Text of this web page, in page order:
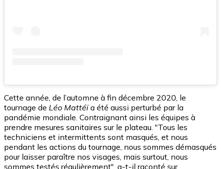
Cette année, de l’automne à fin décembre 2020, le
tournage de Léo Mattéïa été aussi perturbé par la
pandémie mondiale. Contraignant ainsi les équipes à
prendre mesures sanitaires sur le plateau. "Tous les
techniciens et intermittents sont masqués, et nous
pendant les actions du tournage, nous sommes démasqués
pour laisser paraître nos visages, mais surtout, nous
sommes testés régulièrement", a-t-il raconté sur